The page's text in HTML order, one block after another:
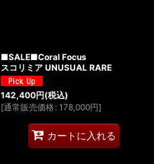
■SALE■Coral Focus
スコリミア UNUSUAL RARE
142,400円(税込)
[通常販売価格 : 178,000円]
カートに入れる